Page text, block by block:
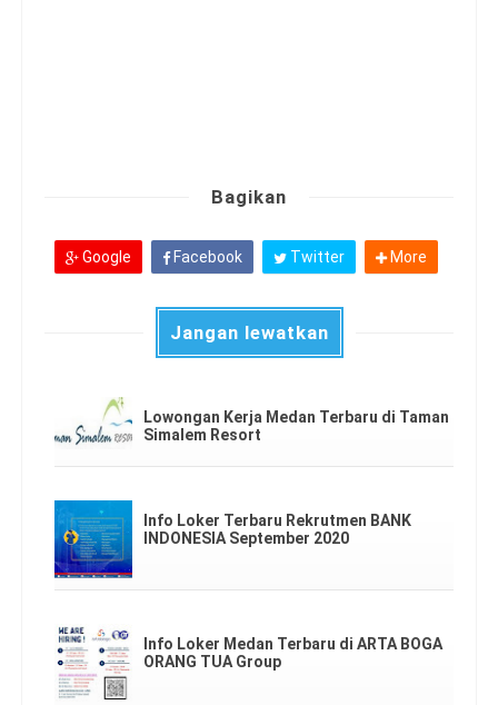
Bagikan
Google Facebook Twitter More
Jangan lewatkan
Lowongan Kerja Medan Terbaru di Taman
Simalem Resort
Info Loker Terbaru Rekrutmen BANK
INDONESIA September 2020
Info Loker Medan Terbaru di ARTA BOGA
ORANG TUA Group